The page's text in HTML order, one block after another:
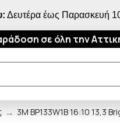
Δευτέρα έως Παρασκευή
σε όλη την
3M BP133W1B 16:10 13,3